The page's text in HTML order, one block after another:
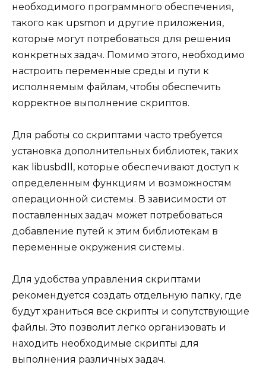
необходимого программного обеспечения,
такого как upsmon и другие приложения,
которые могут потребоваться для решения
конкретных задач. Помимо этого, необходимо
настроить переменные среды и пути к
исполняемым файлам, чтобы обеспечить
корректное выполнение скриптов.
Для работы со скриптами часто требуется
установка дополнительных библиотек, таких
как libusbdll, которые обеспечивают доступ к
определенным функциям и возможностям
операционной системы. В зависимости от
поставленных задач может потребоваться
добавление путей к этим библиотекам в
переменные окружения системы.
Для удобства управления скриптами
рекомендуется создать отдельную папку, где
будут храниться все скрипты и сопутствующие
файлы. Это позволит легко организовать и
находить необходимые скрипты для
выполнения различных задач.